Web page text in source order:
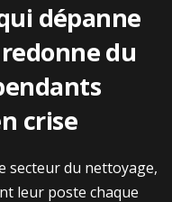
dépanne
du
crise
secteur du nettoyage,
leur poste chaque